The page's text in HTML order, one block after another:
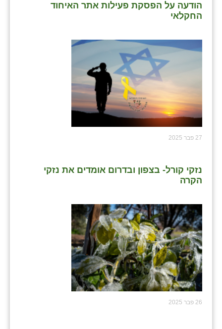
הודעה על הפסקת פעילות אתר האיחוד
החקלאי
27 פבר 2025
נזקי קורל- בצפון ובדרום אומדים את נזקי
הקרה
26 פבר 2025